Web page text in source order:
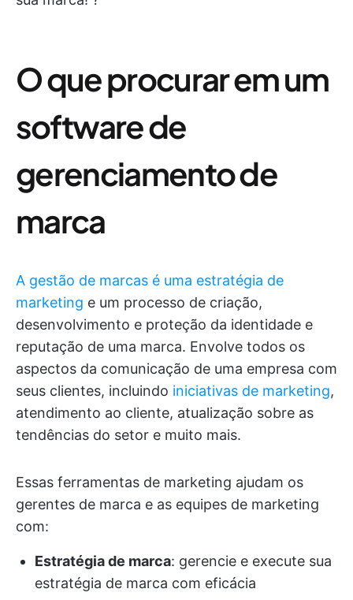
O que procurar em um
software de
gerenciamento de
marca
A gestão de marcas é uma estratégia de
marketing e um processo de criação,
desenvolvimento e proteção da identidade e
reputação de uma marca. Envolve todos os
aspectos da comunicação de uma empresa com
seus clientes, incluindo iniciativas de marketing,
atendimento ao cliente, atualização sobre as
tendências do setor e muito mais.
Essas ferramentas de marketing ajudam os
gerentes de marca e as equipes de marketing
com:
Estratégia de marca: gerencie e execute sua
estratégia de marca com eficácia